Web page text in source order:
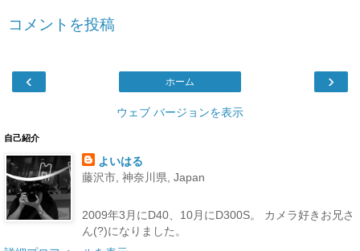
コメントを投稿
‹ ›
ホーム
ウェブ バージョンを表示
自己紹介
よいはる
藤沢市, 神奈川県, Japan
2009年3月にD40、10月にD300S。 カメラ好きお兄さ
ん(?)になりました。